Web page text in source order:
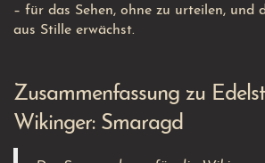
– für das Sehen, ohne zu urteilen, und
aus Stille erwächst.
Zusammenfassung zu
Wikinger: Smaragd